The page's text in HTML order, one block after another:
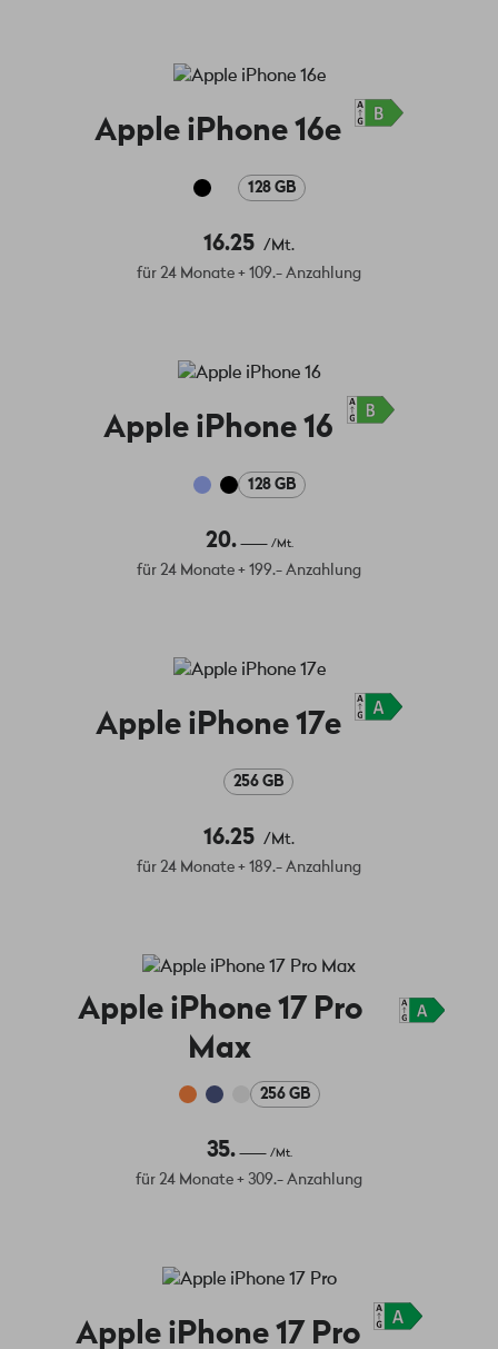
Apple iPhone 16e
128 GB
16.25 /Mt.
für 24 Monate + 109.- Anzahlung
Apple iPhone 16
128 GB
20. /Mt.
für 24 Monate + 199.- Anzahlung
Apple iPhone 17e
256 GB
16.25 /Mt.
für 24 Monate + 189.- Anzahlung
Apple iPhone 17 Pro
Max
256 GB
35. /Mt.
für 24 Monate + 309.- Anzahlung
Apple iPhone 17 Pro